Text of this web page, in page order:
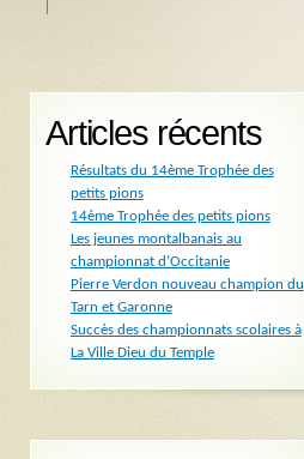
Articles récents
Résultats du 14ème Trophée des
petits pions
14ème Trophée des petits pions
Les jeunes montalbanais au
championnat d’Occitanie
Pierre Verdon nouveau champion du
Tarn et Garonne
Succès des championnats scolaires à
La Ville Dieu du Temple